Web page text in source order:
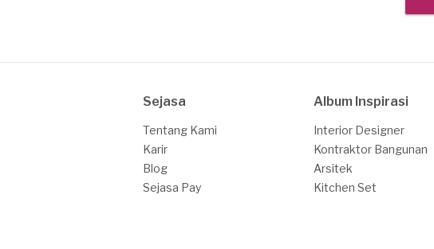
Sejasa
Tentang Kami
Karir
Blog
Sejasa Pay
Album Inspirasi
Interior Designer
Kontraktor Bangunan
Arsitek
Kitchen Set